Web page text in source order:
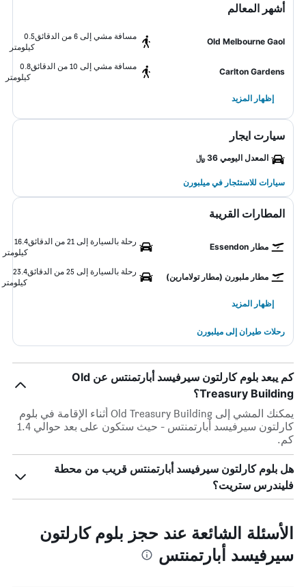
أشهر المعالم
Old Melbourne Gaol
مسافة مشي إلى 6 من الدقائق
0.5
كيلومتر
Carlton Gardens
مسافة مشي إلى 10 من الدقائق
0.8
كيلومتر
إظهار المزيد
سيارت ايجار
المعدل اليومي 36 ﷼
سيارات للاستئجار في ميلبورن
المطارات القريبة
مطار Essendon
رحلة بالسيارة إلى 21 من الدقائق
16.4
كيلومتر
مطار ملبورن (مطار تولامارين)
رحلة بالسيارة إلى 25 من الدقائق
23.4
كيلومتر
إظهار المزيد
رحلات طيران إلى ميلبورن
كم يبعد بلوم كارلتون سيرفيسد أبارتمنتس عن Old
Treasury Building؟
يمكنك المشي إلى Old Treasury Building أثناء الإقامة في بلوم
كارلتون سيرفيسد أبارتمنتس - حيث ستكون على بعد حوالي 1.4
كم.
هل بلوم كارلتون سيرفيسد أبارتمنتس قريب من محطة
فليندرس ستريت؟
الأسئلة الشائعة عند حجز بلوم كارلتون
سيرفيسد أبارتمنتس